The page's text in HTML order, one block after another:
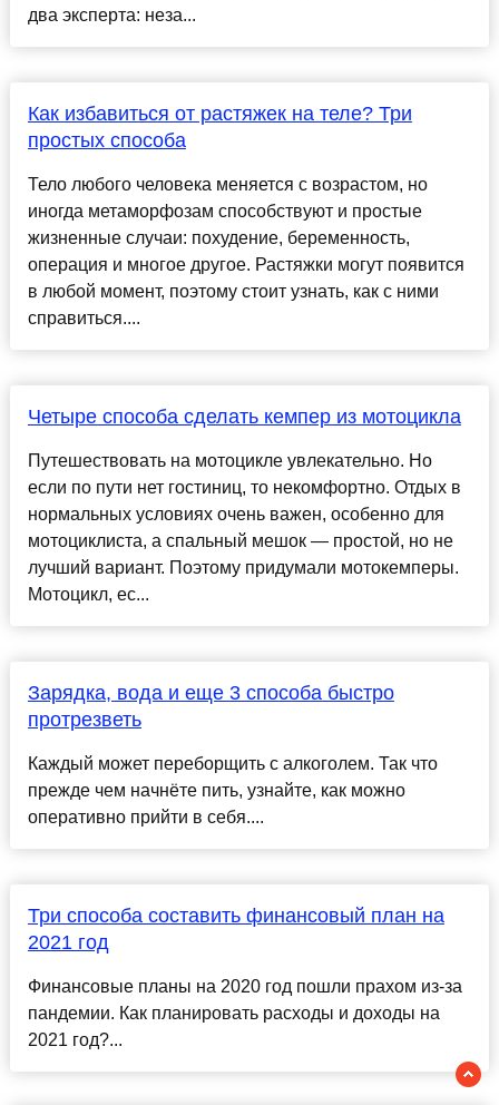
два эксперта: неза...
Как избавиться от растяжек на теле? Три
простых способа
Тело любого человека меняется с возрастом, но
иногда метаморфозам способствуют и простые
жизненные случаи: похудение, беременность,
операция и многое другое. Растяжки могут появится
в любой момент, поэтому стоит узнать, как с ними
справиться....
Четыре способа сделать кемпер из мотоцикла
Путешествовать на мотоцикле увлекательно. Но
если по пути нет гостиниц, то некомфортно. Отдых в
нормальных условиях очень важен, особенно для
мотоциклиста, а спальный мешок — простой, но не
лучший вариант. Поэтому придумали мотокемперы.
Мотоцикл, ес...
Зарядка, вода и еще 3 способа быстро
протрезветь
Каждый может переборщить с алкоголем. Так что
прежде чем начнёте пить, узнайте, как можно
оперативно прийти в себя....
Три способа составить финансовый план на
2021 год
Финансовые планы на 2020 год пошли прахом из-за
пандемии. Как планировать расходы и доходы на
2021 год?...